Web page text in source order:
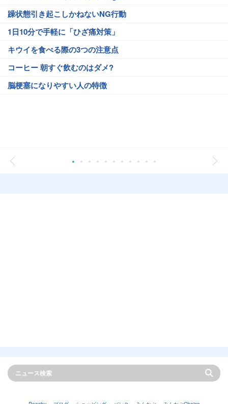
躁状態引き起こしかねないNG行動
1日10分で手軽に「ひざ痛対策」
キウイを食べる際の3つの注意点
コーヒー 朝すぐ飲むのはダメ?
脳梗塞になりやすい人の特徴